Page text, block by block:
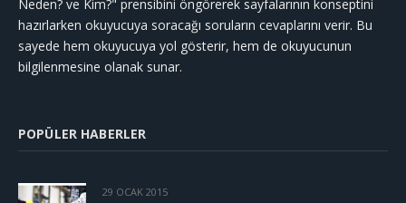
Neden? ve Kim?" prensibini öngörerek sayfalarının konseptini
hazırlarken okuyucuya soracağı soruların cevaplarını verir. Bu
sayede hem okuyucuya yol gösterir, hem de okuyucunun
bilgilenmesine olanak sunar.
POPÜLER HABERLER
29 OCAK 2015